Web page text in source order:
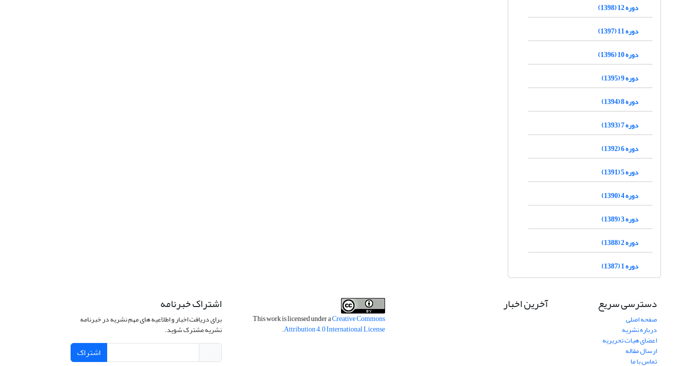
دوره 12 (1398)
دوره 11 (1397)
دوره 10 (1396)
دوره 9 (1395)
دوره 8 (1394)
دوره 7 (1393)
دوره 6 (1392)
دوره 5 (1391)
دوره 4 (1390)
دوره 3 (1389)
دوره 2 (1388)
دوره 1 (1387)
دسترسی سریع
صفحه اصلی
درباره نشریه
اعضای هیات تحریریه
ارسال مقاله
تماس با ما
آخرین اخبار
This work is licensed under aCreative Commons
Attribution 4.0 International License
.
اشتراک خبرنامه
برای دریافت اخبار و اطلاعیه های مهم نشریه در خبرنامه
نشریه مشترک شوید.
اشتراک